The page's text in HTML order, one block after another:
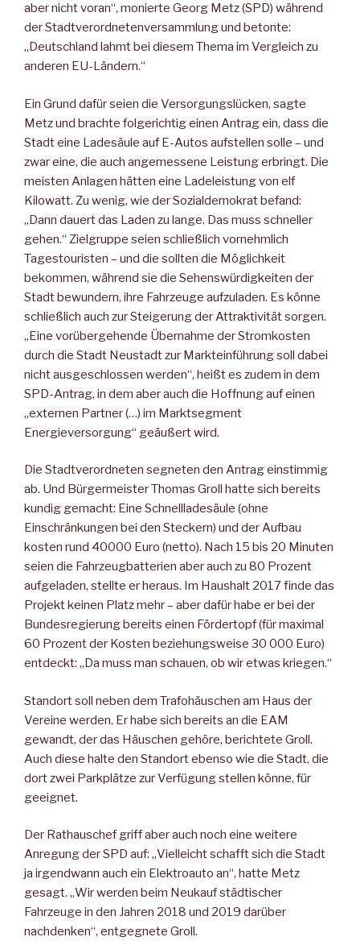
aber nicht voran“, monierte Georg Metz (SPD) während
der Stadtverordnetenversammlung und betonte:
„Deutschland lahmt bei diesem Thema im Vergleich zu
anderen EU-Ländern.“
Ein Grund dafür seien die Versorgungslücken, sagte
Metz und brachte folgerichtig einen Antrag ein, dass die
Stadt eine Ladesäule auf E-Autos aufstellen solle – und
zwar eine, die auch angemessene Leistung erbringt. Die
meisten Anlagen hätten eine Ladeleistung von elf
Kilowatt. Zu wenig, wie der Sozialdemokrat befand:
„Dann dauert das Laden zu lange. Das muss schneller
gehen.“ Zielgruppe seien schließlich vornehmlich
Tagestouristen – und die sollten die Möglichkeit
bekommen, während sie die Sehenswürdigkeiten der
Stadt bewundern, ihre Fahrzeuge aufzuladen. Es könne
schließlich auch zur Steigerung der Attraktivität sorgen.
„Eine vorübergehende Übernahme der Stromkosten
durch die Stadt Neustadt zur Markteinführung soll dabei
nicht ausgeschlossen werden“, heißt es zudem in dem
SPD-Antrag, in dem aber auch die Hoffnung auf einen
„externen Partner (…) im Marktsegment
Energieversorgung“ geäußert wird.
Die Stadtverordneten segneten den Antrag einstimmig
ab. Und Bürgermeister Thomas Groll hatte sich bereits
kundig gemacht: Eine Schnellladesäule (ohne
Einschränkungen bei den Steckern) und der Aufbau
kosten rund 40000 Euro (netto). Nach 15 bis 20 Minuten
seien die Fahrzeugbatterien aber auch zu 80 Prozent
aufgeladen, stellte er heraus. Im Haushalt 2017 finde das
Projekt keinen Platz mehr – aber dafür habe er bei der
Bundesregierung bereits einen Fördertopf (für maximal
60 Prozent der Kosten beziehungsweise 30 000 Euro)
entdeckt: „Da muss man schauen, ob wir etwas kriegen.“
Standort soll neben dem Trafohäuschen am Haus der
Vereine werden. Er habe sich bereits an die EAM
gewandt, der das Häuschen gehöre, berichtete Groll.
Auch diese halte den Standort ebenso wie die Stadt, die
dort zwei Parkplätze zur Verfügung stellen könne, für
geeignet.
Der Rathauschef griff aber auch noch eine weitere
Anregung der SPD auf: „Vielleicht schafft sich die Stadt
ja irgendwann auch ein Elektroauto an“, hatte Metz
gesagt. „Wir werden beim Neukauf städtischer
Fahrzeuge in den Jahren 2018 und 2019 darüber
nachdenken“, entgegnete Groll.